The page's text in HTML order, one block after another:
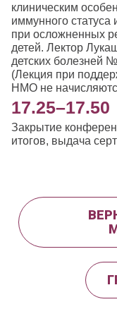
клиническим
иммунного
при осложненных
детей. Лектор
детских болезней
(Лекция при
НМО не
17.25–17.50
Закрытие
итогов, выдача